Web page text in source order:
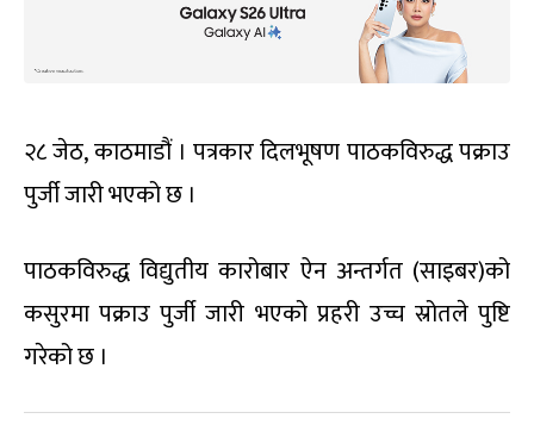
२८ जेठ, काठमाडौं । पत्रकार दिलभूषण पाठकविरुद्ध पक्राउ
पुर्जी जारी भएको छ ।
पाठकविरुद्ध विद्युतीय कारोबार ऐन अन्तर्गत (साइबर)को
कसुरमा पक्राउ पुर्जी जारी भएको प्रहरी उच्च स्रोतले पुष्टि
गरेको छ ।